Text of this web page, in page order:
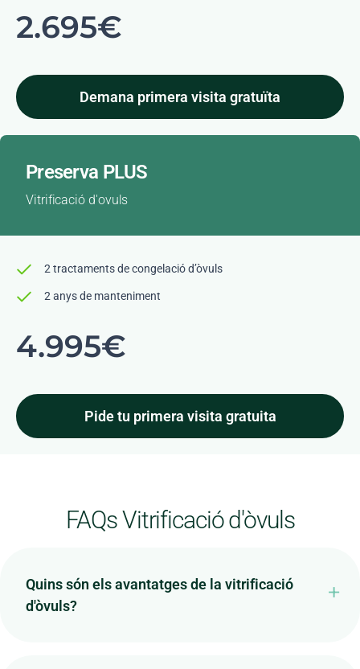
2.695€
Demana primera visita gratuïta
Preserva PLUS
Vitrificació d'ovuls
2 tractaments de congelació d’òvuls
2 anys de manteniment
4.995€
Pide tu primera visita gratuita
FAQs Vitrificació d'òvuls
Quins són els avantatges de la vitrificació
d'òvuls?